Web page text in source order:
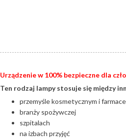
Urządzenie w 100% bezpieczne dla
Ten rodzaj lampy stosuje się między
przemyśle kosmetycznym i
branży spożywczej
szpitalach
na izbach przyjęć